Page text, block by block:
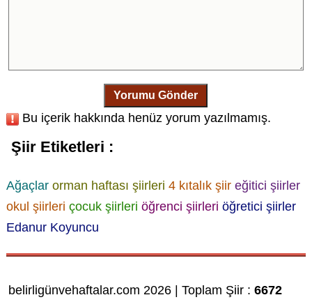
Yorumu Gönder
Bu içerik hakkında henüz yorum yazılmamış.
Şiir Etiketleri :
Ağaçlar orman haftası şiirleri 4 kıtalık şiir eğitici şiirler
okul şiirleri çocuk şiirleri öğrenci şiirleri öğretici şiirler
Edanur Koyuncu
belirligünvehaftalar.com 2026 | Toplam Şiir :6672